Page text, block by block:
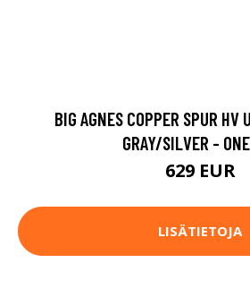
BIG AGNES COPPER SPUR HV
GRAY/SILVER -
629 EUR
LISÄTIETOJA